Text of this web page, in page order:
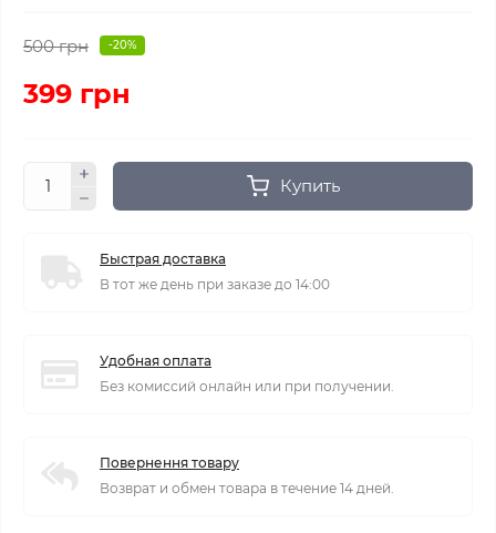
500 грн -20%
399 грн
Купить
Быстрая доставка
В тот же день при заказе до 14:00
Удобная оплата
Без комиссий онлайн или при получении.
Повернення товару
Возврат и обмен товара в течение 14 дней.